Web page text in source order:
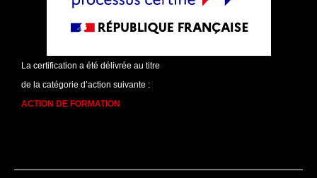
La certification a été délivrée au titre
de la catégorie d’action suivante :
ACTION DE FORMATION